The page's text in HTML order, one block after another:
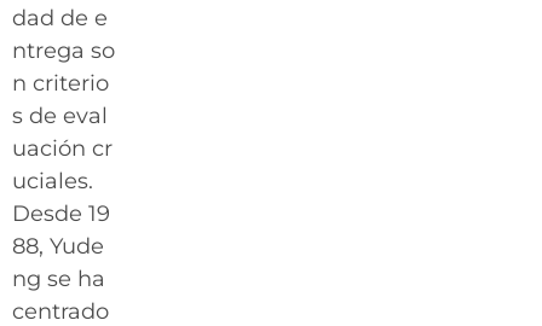
dad de e
ntrega so
n criterio
s de eval
uación cr
uciales.
Desde 19
88, Yude
ng se ha
centrado